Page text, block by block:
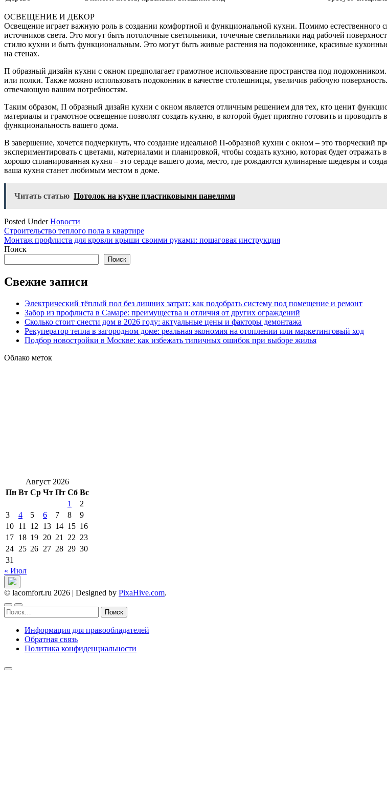
ОСВЕЩЕНИЕ И ДЕКОР
Освещение играет важную роль в создании комфортной и функциональной кухни. Помимо естественного
источников света. Это могут быть потолочные светильники, точечные светильники над рабочей
стилю кухни и быть функциональным. Это могут быть живые растения на подоконнике, красивые
на стенах.
П образный дизайн кухни с окном предполагает грамотное использование пространства под
или полки. Также можно использовать подоконник в качестве столешницы, увеличив рабочую
отвечающую вашим потребностям.
Таким образом, П образный дизайн кухни с окном является отличным решением для тех, кто ценит
материалы и грамотное освещение позволят создать кухню, в которой будет приятно готовить и
функциональность вашего дома.
В завершение, хочется подчеркнуть, что создание идеальной П-образной кухни с окном – это творческий
экспериментировать с цветами, материалами и планировкой, чтобы создать кухню, которая будет
хорошо спланированная кухня – это сердце вашего дома, место, где рождаются кулинарные шедевры и
ваша кухня станет любимым местом в доме.
Читать статью Потолок на кухне пластиковыми панелями
Posted UnderНовости
Навигация
по
Строительство теплого пола в квартире
Монтаж профлиста для кровли крыши своими руками: пошаговая инструкция
Поиск
Поиск
Свежие записи
Электрический тёплый пол без лишних затрат: как подобрать систему под помещение и ремонт
Забор из профлиста в Самаре: преимущества и отличия от других ограждений
Сколько стоит снести дом в 2026 году: актуальные цены и факторы демонтажа
Рекуператор тепла в загородном доме: реальная экономия на отоплении или маркетинговый ход
Подбор новостройки в Москве: как избежать типичных ошибок при выборе жилья
Облако меток
Август 2026
Пн Вт Ср Чт Пт Сб Вс
1
2
3
4 5 6 7 8
9
10 11 12 13 14 15 16
17 18 19 20 21 22 23
24 25 26 27 28 29 30
31
« Июл
© lacomfort.ru 2026 | Designed by PixaHive.com.
Найти:
Информация для правообладателей
Обратная связь
Политика конфиденциальности